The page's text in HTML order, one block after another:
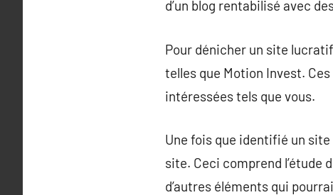
d’un blog rentabilisé avec
Pour dénicher un site
telles que Motion Invest.
intéressées tels que vous.
Une fois que identifié un
site. Ceci comprend
d’autres éléments qui